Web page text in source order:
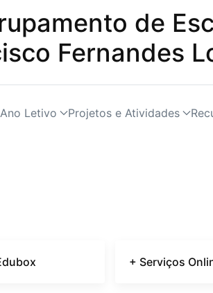
de
Fernandes
Ano Letivo Projetos e Atividades
+ Serviços